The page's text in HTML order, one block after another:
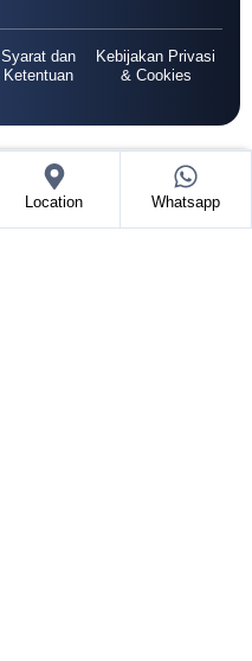
Syarat dan
Ketentuan
Kebijakan Privasi
& Cookies
Location Whatsapp